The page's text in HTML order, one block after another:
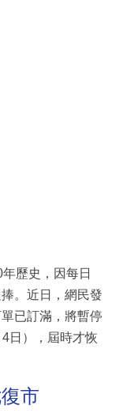
歷史，因每日
。近日，網民發
已訂滿，將暫停
日），屆時才恢
市